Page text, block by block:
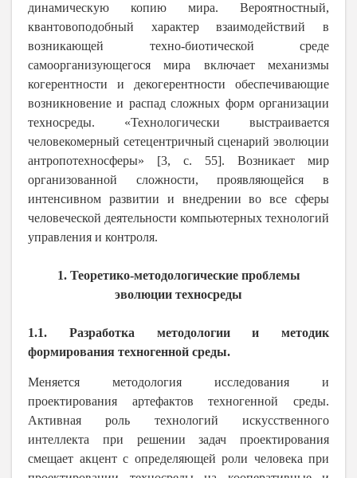
динамическую копию мира. Вероятностный,
квантовоподобный характер взаимодействий в
возникающей техно-биотической среде
самоорганизующегося мира включает механизмы
когерентности и декогерентности обеспечивающие
возникновение и распад сложных форм организации
техносреды. «Технологически выстраивается
человекомерный сетецентричный сценарий эволюции
антропотехносферы» [3, с. 55]. Возникает мир
организованной сложности, проявляющейся в
интенсивном развитии и внедрении во все сферы
человеческой деятельности компьютерных технологий
управления и контроля.
1. Теоретико-методологические проблемы
эволюции техносреды
1.1. Разработка методологии и методик
формирования техногенной среды.
Меняется методология исследования и
проектирования артефактов техногенной среды.
Активная роль технологий искусственного
интеллекта при решении задач проектирования
смещает акцент с определяющей роли человека при